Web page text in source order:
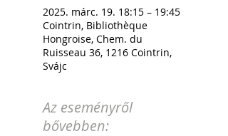
2025. márc. 19. 18:15 – 19:45
Cointrin, Bibliothèque
Hongroise, Chem. du
Ruisseau 36, 1216 Cointrin,
Svájc
Az eseményről
bővebben: